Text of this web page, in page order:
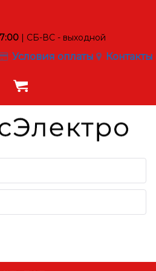
| СБ-ВС - выходной
Условия оплаты Контакты